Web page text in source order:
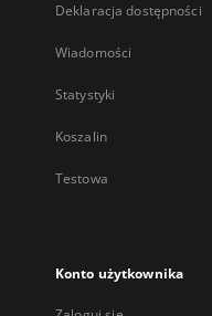
Deklaracja dostępności
Wiadomości
Statystyki
Koszalin
Testowa
Konto użytkownika